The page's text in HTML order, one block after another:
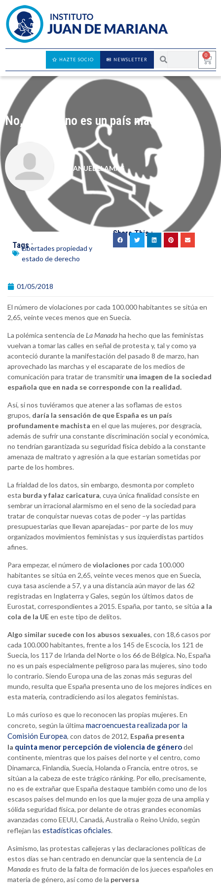
0
NEWSLETTER
HAZTE SOCIO
No, España no es un país machista
MANUEL LLAMAS
Tags :
Libertades propiedad y
estado de derecho
Share This :
01/05/2018
El número de violaciones por cada 100.000 habitantes se sitúa en
2,65, veinte veces menos que en Suecia.
La polémica sentencia deLa Manadaha hecho que las feministas
vuelvan a tomar las calles en señal de protesta y, tal y como ya
aconteció durante la manifestación del pasado 8 de marzo, han
aprovechado las marchas y el escaparate de los medios de
comunicación para tratar de transmitir una imagen de la sociedad
española que en nada se corresponde con la realidad.
Así, si nos tuviéramos que atener a las soflamas de estos
grupos, daría la sensación de que España es un país
profundamente machista en el que las mujeres, por desgracia,
además de sufrir una constante discriminación social y económica,
no tendrían garantizada su seguridad física debido a la constante
amenaza de maltrato y agresión a la que estarían sometidas por
parte de los hombres.
La frialdad de los datos, sin embargo, desmonta por completo
esta burda y falaz caricatura, cuya única finalidad consiste en
sembrar un irracional alarmismo en el seno de la sociedad para
tratar de conquistar nuevas cotas de poder –y las partidas
presupuestarias que llevan aparejadas– por parte de los muy
organizados movimientos feministas y sus izquierdistas partidos
afines.
Para empezar, el número deviolaciones por cada 100.000
habitantes se sitúa en 2,65, veinte veces menos que en Suecia,
cuya tasa asciende a 57, y a una distancia aún mayor de las 62
registradas en Inglaterra y Gales, según los últimos datos de
Eurostat, correspondientes a 2015. España, por tanto, se sitúa a la
cola de la UEen este tipo de delitos.
Algo similar sucede con los abusos sexuales, con 18,6 casos por
cada 100.000 habitantes, frente a los 145 de Escocia, los 121 de
Suecia, los 117 de Irlanda del Norte o los 66 de Bélgica. No, España
no es un país especialmente peligroso para las mujeres, sino todo
lo contrario. Siendo Europa una de las zonas más seguras del
mundo, resulta que España presenta uno de los mejores índices en
esta materia, contradiciendo así los alegatos feministas.
Lo más curioso es que lo reconocen las propias mujeres. En
concreto, según la última macroencuesta realizada por la
Comisión Europea, con datos de 2012, España presenta
la quinta menor percepción de violencia de génerodel
continente, mientras que los países del norte y el centro, como
Dinamarca, Finlandia, Suecia, Holanda o Francia, entre otros, se
sitúan a la cabeza de este trágico ránking. Por ello, precisamente,
no es de extrañar que España destaque también como uno de los
escasos países del mundo en los que la mujer goza de una amplia y
sólida seguridad física, por delante de otras grandes economías
avanzadas como EEUU, Canadá, Australia o Reino Unido, según
reflejan las estadísticas oficiales.
Asimismo, las protestas callejeras y las declaraciones políticas de
estos días se han centrado en denunciar que la sentencia deLa
Manadaes fruto de la falta de formación de los jueces españoles en
materia de género, así como de la perversa